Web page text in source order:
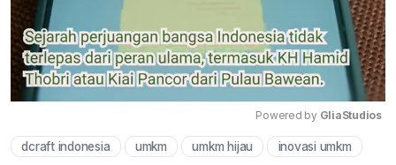
Mute
Powered by GliaStudios
dcraft indonesia umkm umkm hijau inovasi umkm